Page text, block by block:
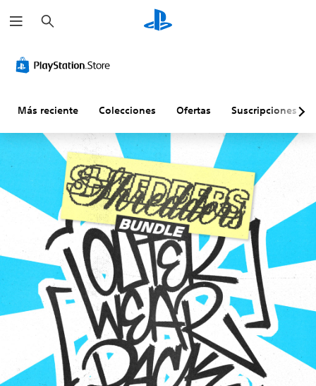
u
s
r
Más reciente Colecciones Ofertas Suscripciones